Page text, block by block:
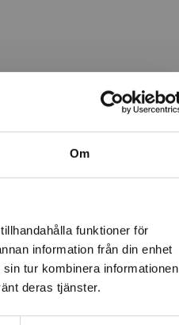
Om
funktioner för
information från din enhet
tur kombinera informationen
deras tjänster.